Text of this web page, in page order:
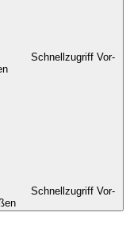
Schnellzugriff Vor-
Schnellzugriff Vor-